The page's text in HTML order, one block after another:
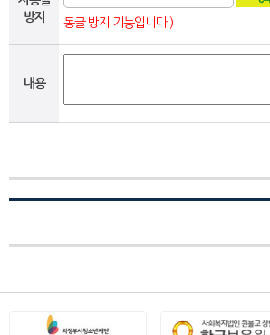
방지
동글 방지 기능입니다.)
내용